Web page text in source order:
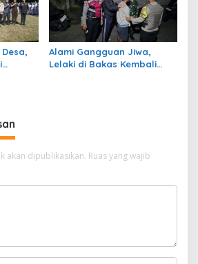
Alami Gangguan Jiwa,
Lelaki di Bakas Kembali
akan dipublikasikan. Ruas yang wajib